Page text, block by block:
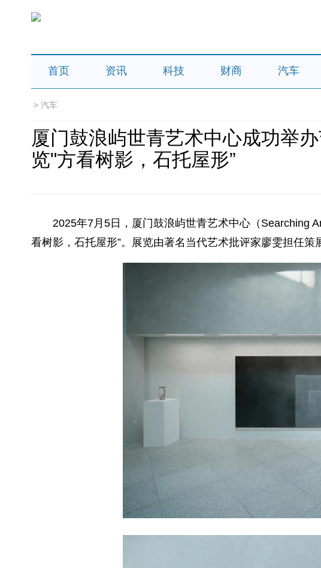
首页 资讯 科技 财商 汽车
> 汽车
厦门鼓浪屿世青艺术中心成功举
览"方看树影，石托屋形”
2025年7月5日，厦门鼓浪屿世青艺术中心（Searching
看树影，石托屋形”。展览由著名当代艺术批评家廖雯担任